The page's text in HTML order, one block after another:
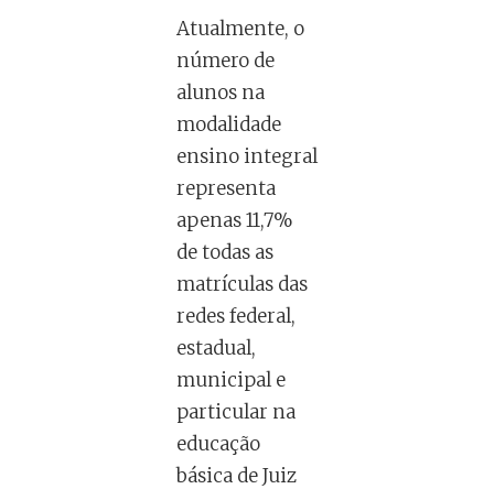
Atualmente, o
número de
alunos na
modalidade
ensino integral
representa
apenas 11,7%
de todas as
matrículas das
redes federal,
estadual,
municipal e
particular na
educação
básica de Juiz